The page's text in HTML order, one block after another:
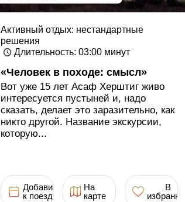
Активный отдых: нестандартные
решения
Длительность: 03:00 минут
«Человек в походе: смысл»
Вот уже 15 лет Асаф Херштиг живо
интересуется пустыней и, надо
сказать, делает это заразительно, как
никто другой. Название экскурсии,
которую...
Добавить
к поездке
На
карте
В
избранное